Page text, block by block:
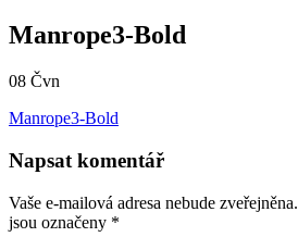
Manrope3-Bold
08 Čvn
Manrope3-Bold
Napsat komentář
Vaše e-mailová adresa nebude zveřejněna.
jsou označeny *